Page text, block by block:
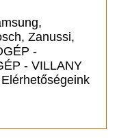
Zanussi,
-
- VILLANY